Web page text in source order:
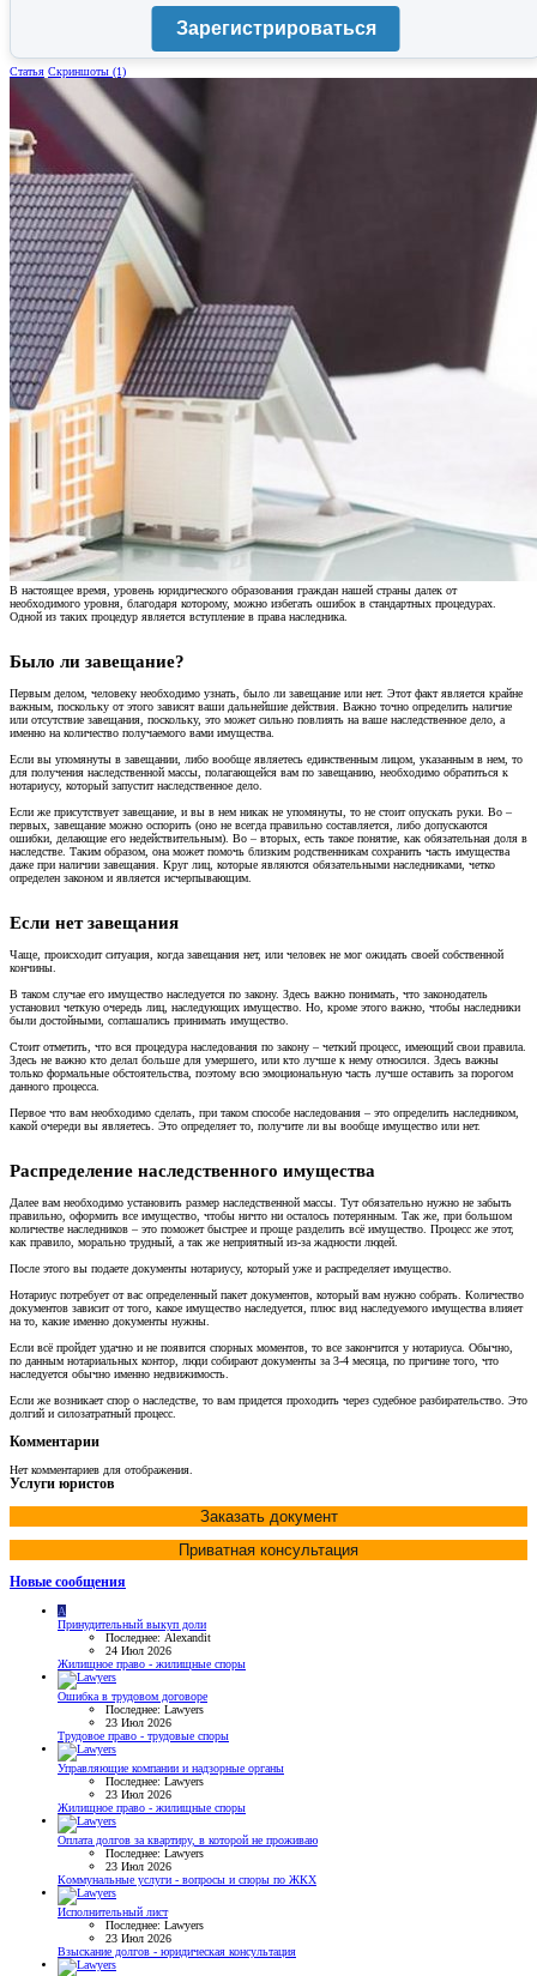
Зарегистрироваться
Статья Скриншоты (1)
В настоящее время, уровень юридического образования граждан нашей страны далек от
необходимого уровня, благодаря которому, можно избегать ошибок в стандартных процедурах.
Одной из таких процедур является вступление в права наследника.
Было ли завещание?​
Первым делом, человеку необходимо узнать, было ли завещание или нет. Этот факт является крайне
важным, поскольку от этого зависят ваши дальнейшие действия. Важно точно определить наличие
или отсутствие завещания, поскольку, это может сильно повлиять на ваше наследственное дело, а
именно на количество получаемого вами имущества.
Если вы упомянуты в завещании, либо вообще являетесь единственным лицом, указанным в нем, то
для получения наследственной массы, полагающейся вам по завещанию, необходимо обратиться к
нотариусу, который запустит наследственное дело.
Если же присутствует завещание, и вы в нем никак не упомянуты, то не стоит опускать руки. Во –
первых, завещание можно оспорить (оно не всегда правильно составляется, либо допускаются
ошибки, делающие его недействительным). Во – вторых, есть такое понятие, как обязательная доля в
наследстве. Таким образом, она может помочь близким родственникам сохранить часть имущества
даже при наличии завещания. Круг лиц, которые являются обязательными наследниками, четко
определен законом и является исчерпывающим.
Если нет завещания​
Чаще, происходит ситуация, когда завещания нет, или человек не мог ожидать своей собственной
кончины.
В таком случае его имущество наследуется по закону. Здесь важно понимать, что законодатель
установил четкую очередь лиц, наследующих имущество. Но, кроме этого важно, чтобы наследники
были достойными, соглашались принимать имущество.
Стоит отметить, что вся процедура наследования по закону – четкий процесс, имеющий свои правила.
Здесь не важно кто делал больше для умершего, или кто лучше к нему относился. Здесь важны
только формальные обстоятельства, поэтому всю эмоциональную часть лучше оставить за порогом
данного процесса.
Первое что вам необходимо сделать, при таком способе наследования – это определить наследником,
какой очереди вы являетесь. Это определяет то, получите ли вы вообще имущество или нет.
Распределение наследственного имущества​
Далее вам необходимо установить размер наследственной массы. Тут обязательно нужно не забыть
правильно, оформить все имущество, чтобы ничто ни осталось потерянным. Так же, при большом
количестве наследников – это поможет быстрее и проще разделить всё имущество. Процесс же этот,
как правило, морально трудный, а так же неприятный из-за жадности людей.
После этого вы подаете документы нотариусу, который уже и распределяет имущество.
Нотариус потребует от вас определенный пакет документов, который вам нужно собрать. Количество
документов зависит от того, какое имущество наследуется, плюс вид наследуемого имущества влияет
на то, какие именно документы нужны.
Если всё пройдет удачно и не появится спорных моментов, то все закончится у нотариуса. Обычно,
по данным нотариальных контор, люди собирают документы за 3-4 месяца, по причине того, что
наследуется обычно именно недвижимость.
Если же возникает спор о наследстве, то вам придется проходить через судебное разбирательство. Это
долгий и силозатратный процесс.
Комментарии
Нет комментариев для отображения.
Услуги юристов
Заказать документ
Приватная консультация
Новые сообщения
A
Принудительный выкуп доли
Последнее: Alexandit
24 Июл 2026
Жилищное право - жилищные споры
Ошибка в трудовом договоре
Последнее: Lawyers
23 Июл 2026
Трудовое право - трудовые споры
Управляющие компании и надзорные органы
Последнее: Lawyers
23 Июл 2026
Жилищное право - жилищные споры
Оплата долгов за квартиру, в которой не проживаю
Последнее: Lawyers
23 Июл 2026
Коммунальные услуги - вопросы и споры по ЖКХ
Исполнительный лист
Последнее: Lawyers
23 Июл 2026
Взыскание долгов - юридическая консультация